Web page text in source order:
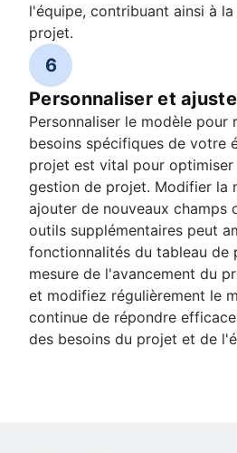
l'équipe, contribuant ainsi à
projet.
6
Personnaliser et
Personnaliser le modèle pour
besoins spécifiques de votre
projet est vital pour
gestion de projet. Modifier la
ajouter de nouveaux champs
outils supplémentaires peut
fonctionnalités du tableau de
mesure de l'avancement du
et modifiez régulièrement le
continue de répondre
des besoins du projet et de